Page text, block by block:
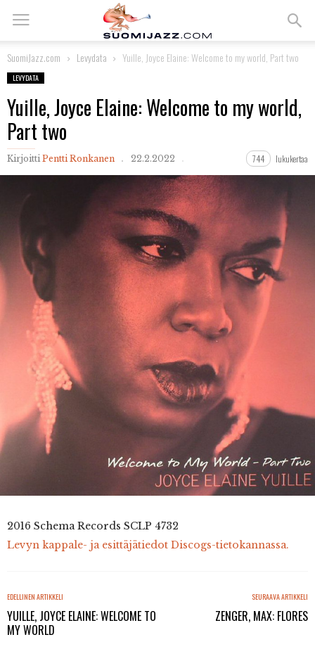
SuomiJazz.com Levydata Yuille, Joyce Elaine: Welcome to my world, Part two
LEVYDATA
Yuille, Joyce Elaine: Welcome to my world,
Part two
Kirjoitti Pentti Ronkanen 22.2.2022 744 lukukertaa
2016 Schema Records SCLP 4732
Levyn kappale- ja esittäjätiedot Discogs-tietokannassa.
EDELLINEN ARTIKKELI
YUILLE, JOYCE ELAINE: WELCOME TO
MY WORLD
SEURAAVA ARTIKKELI
ZENGER, MAX: FLORES